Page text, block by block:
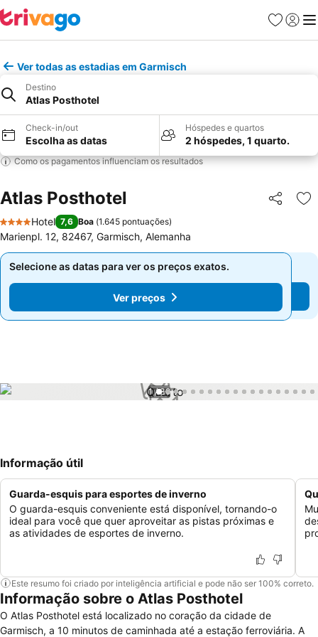
Favoritos
Iniciar
Ver todas as estadias em Garmisch
Destino
Atlas Posthotel
Check-in/out
Escolha as datas
Hóspedes e quartos
2 hóspedes, 1 quarto.
Como os pagamentos influenciam os resultados
Atlas Posthotel Partilhar
4 Estrelas
Hotel 7,6 Boa (1.645 pontuações)
Marienpl. 12, 82467, Garmisch, Alemanha
Selecione as datas para ver os preços exatos.
Ver preços
Selecione as datas para ver os preços exatos.
Ver preços
1 / 39
Informação útil
Guarda-esquis para esportes de inverno
O guarda-esquis conveniente está disponível, tornando-o
ideal para você que quer aproveitar as pistas próximas e
as atividades de esportes de inverno.
Este resumo foi criado por inteligência artificial e pode não ser 100% correto.
Informação sobre o Atlas Posthotel
O Atlas Posthotel está localizado no coração da cidade de
Garmisch, a 10 minutos de caminhada até a estação ferroviária. A